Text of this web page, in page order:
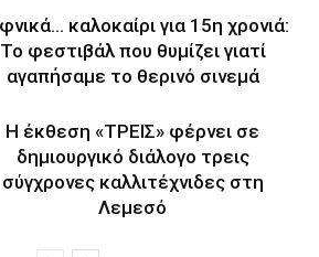
καλοκαίρι για 15η χρονιά:
Το φεστιβάλ που θυμίζει γιατί
αγαπήσαμε το θερινό σινεμά
Η έκθεση «ΤΡΕΙΣ» φέρνει σε
δημιουργικό διάλογο τρεις
σύγχρονες καλλιτέχνιδες στη
Λεμεσό